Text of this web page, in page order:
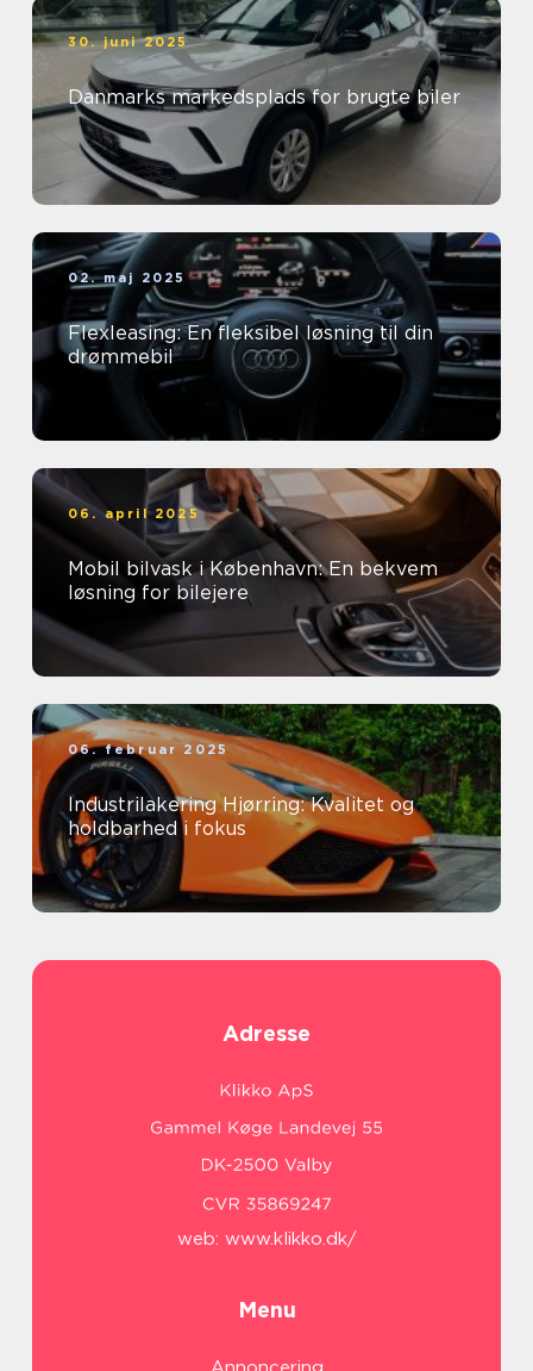
30. juni 2025
Danmarks markedsplads for brugte biler
02. maj 2025
Flexleasing: En fleksibel løsning til din
drømmebil
06. april 2025
Mobil bilvask i København: En bekvem
løsning for bilejere
06. februar 2025
Industrilakering Hjørring: Kvalitet og
holdbarhed i fokus
Adresse
web: www.klikko.dk/
Menu